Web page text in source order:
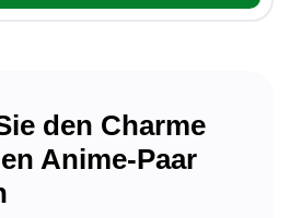
den Charme
Anime-Paar